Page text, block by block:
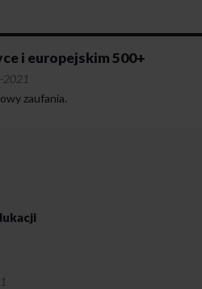
i europejskim 500+
2021
zaufania.